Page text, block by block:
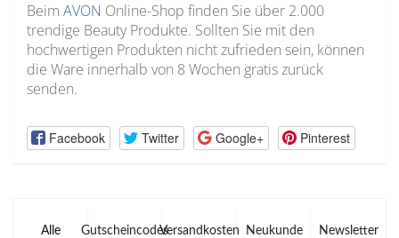
Beim AVON Online-Shop finden Sie über 2.000
trendige Beauty Produkte. Sollten Sie mit den
hochwertigen Produkten nicht zufrieden sein, können
die Ware innerhalb von 8 Wochen gratis zurück
senden.
Facebook Twitter Google+ Pinterest
Alle GutscheincodesVersandkosten Neukunde Newsletter